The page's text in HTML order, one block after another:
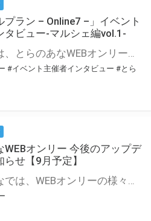
プラン – Online7 –」イベント
タビュー-マルシェ編vol.1-
こんにちは、とらのあなWEBオンリー運営スタッフです。 新たにお届けする、イベント主催者インタビュー-マルシェ編-は、 とらのあなWEBオンリー「マルシェ」をご利用した主催様に 「マルシェ」を使って開催した感想や心がけをお聞きする企画です。 今回は、WEBオンリー開催7回目迎えた「マレシルプラン – Online7 –」より、 主催の玉川うた様にお話を伺いました。 ▼マレシルプランのインタビュー前回記事 「イベント主催者インタビュー vol.6」はこちら 協力：玉川うた様（マレシルプラン実行委員会 代表）／イベント公式Twitter（@mallesil_plan） とらのあなWEBオンリー「マルシェ」とは？ WEBオンリーでリアルタイムでコミュニケーションがとれるオンライン会場です。
#イベント主催者インタビュー #とら
WEBオンリー 今後のアップデ
せ【9月予定】
とらのあなでは、WEBオンリーの様々な支援を実施しています。 今回は2021年9月に実装を予定しているアップデート情報についてご紹介いたします。 とらのあなWEBオンリーサイトはこちら